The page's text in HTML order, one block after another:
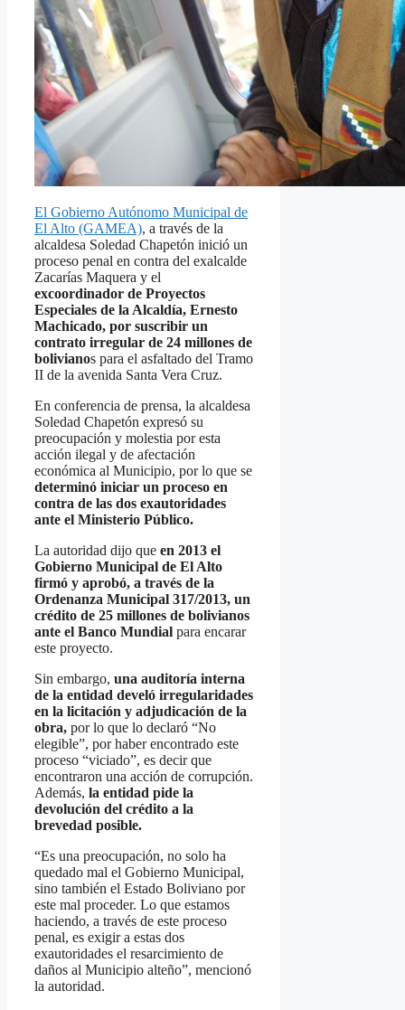
El Gobierno Autónomo Municipal de
El Alto (GAMEA), a través de la
alcaldesa Soledad Chapetón inició un
proceso penal en contra del exalcalde
Zacarías Maquera y el
excoordinador de Proyectos
Especiales de la Alcaldía, Ernesto
Machicado, por suscribir un
contrato irregular de 24 millones de
bolivianos para el asfaltado del Tramo
II de la avenida Santa Vera Cruz.
En conferencia de prensa, la alcaldesa
Soledad Chapetón expresó su
preocupación y molestia por esta
acción ilegal y de afectación
económica al Municipio, por lo que se
determinó iniciar un proceso en
contra de las dos exautoridades
ante el Ministerio Público.
La autoridad dijo que en 2013 el
Gobierno Municipal de El Alto
firmó y aprobó, a través de la
Ordenanza Municipal 317/2013, un
crédito de 25 millones de bolivianos
ante el Banco Mundial para encarar
este proyecto.
Sin embargo, una auditoría interna
de la entidad develó irregularidades
en la licitación y adjudicación de la
obra, por lo que lo declaró “No
elegible”, por haber encontrado este
proceso “viciado”, es decir que
encontraron una acción de corrupción.
Además, la entidad pide la
devolución del crédito a la
brevedad posible.
“Es una preocupación, no solo ha
quedado mal el Gobierno Municipal,
sino también el Estado Boliviano por
este mal proceder. Lo que estamos
haciendo, a través de este proceso
penal, es exigir a estas dos
exautoridades el resarcimiento de
daños al Municipio alteño”, mencionó
la autoridad.